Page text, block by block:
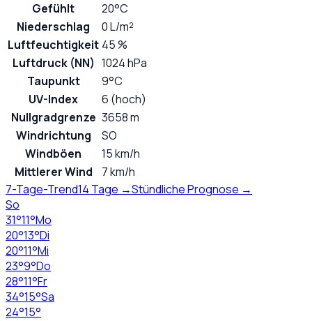
Gefühlt
20°C
Niederschlag
0 L/m²
Luftfeuchtigkeit 45 %
Luftdruck (NN) 1024 hPa
Taupunkt
9°C
UV-Index
6 (hoch)
Nullgradgrenze 3658 m
Windrichtung
SO
Windböen
15 km/h
Mittlerer Wind
7 km/h
7-Tage-Trend14 Tage →Stündliche Prognose →
So
31°11°Mo
20°13°Di
20°11°Mi
23°9°Do
28°11°Fr
34°15°Sa
24°15°